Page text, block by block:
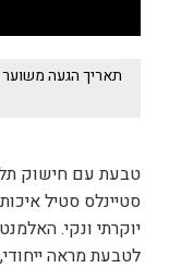
מבוסס על
לקוחות
טבעת עם חישוק
סטיינלס סטיל
יוקרתי ונקי.
לטבעת מראה